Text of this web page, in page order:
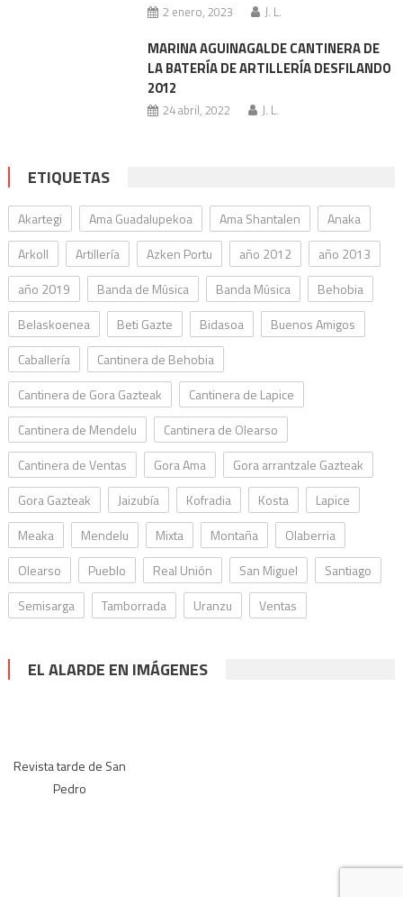
2 enero, 2023 J. L.
MARINA AGUINAGALDE CANTINERA DE
LA BATERÍA DE ARTILLERÍA DESFILANDO
2012
24 abril, 2022 J. L.
ETIQUETAS
Akartegi Ama Guadalupekoa Ama Shantalen
Anaka
Arkoll
Artillería Azken Portu año 2012
año 2013
año 2019
Banda de Música Banda Música
Behobia
Belaskoenea
Beti Gazte Bidasoa
Buenos Amigos
Caballería
Cantinera de Behobia
Cantinera de Gora Gazteak
Cantinera de Lapice
Cantinera de Mendelu
Cantinera de Olearso
Cantinera de Ventas
Gora Ama
Gora arrantzale Gazteak
Gora Gazteak
Jaizubía Kofradia Kosta
Lapice
Meaka
Mendelu Mixta Montaña
Olaberria
Olearso
Pueblo Real Unión San Miguel
Santiago
Semisarga
Tamborrada Uranzu Ventas
EL ALARDE EN IMÁGENES
Revista tarde de San
Pedro